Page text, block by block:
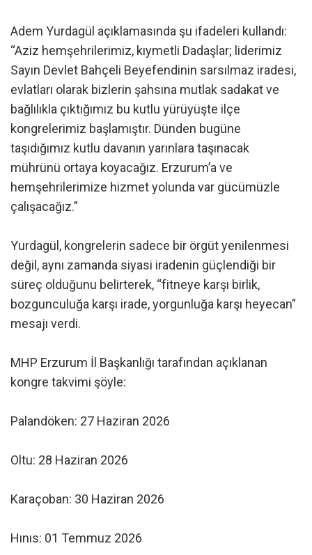
Adem Yurdagül açıklamasında şu ifadeleri kullandı:
“Aziz hemşehrilerimiz, kıymetli Dadaşlar; liderimiz
Sayın Devlet Bahçeli Beyefendinin sarsılmaz iradesi,
evlatları olarak bizlerin şahsına mutlak sadakat ve
bağlılıkla çıktığımız bu kutlu yürüyüşte ilçe
kongrelerimiz başlamıştır. Dünden bugüne
taşıdığımız kutlu davanın yarınlara taşınacak
mührünü ortaya koyacağız. Erzurum’a ve
hemşehrilerimize hizmet yolunda var gücümüzle
çalışacağız.”
Yurdagül, kongrelerin sadece bir örgüt yenilenmesi
değil, aynı zamanda siyasi iradenin güçlendiği bir
süreç olduğunu belirterek, “fitneye karşı birlik,
bozgunculuğa karşı irade, yorgunluğa karşı heyecan”
mesajı verdi.
MHP Erzurum İl Başkanlığı tarafından açıklanan
kongre takvimi şöyle:
Palandöken: 27 Haziran 2026
Oltu: 28 Haziran 2026
Karaçoban: 30 Haziran 2026
Hınıs: 01 Temmuz 2026